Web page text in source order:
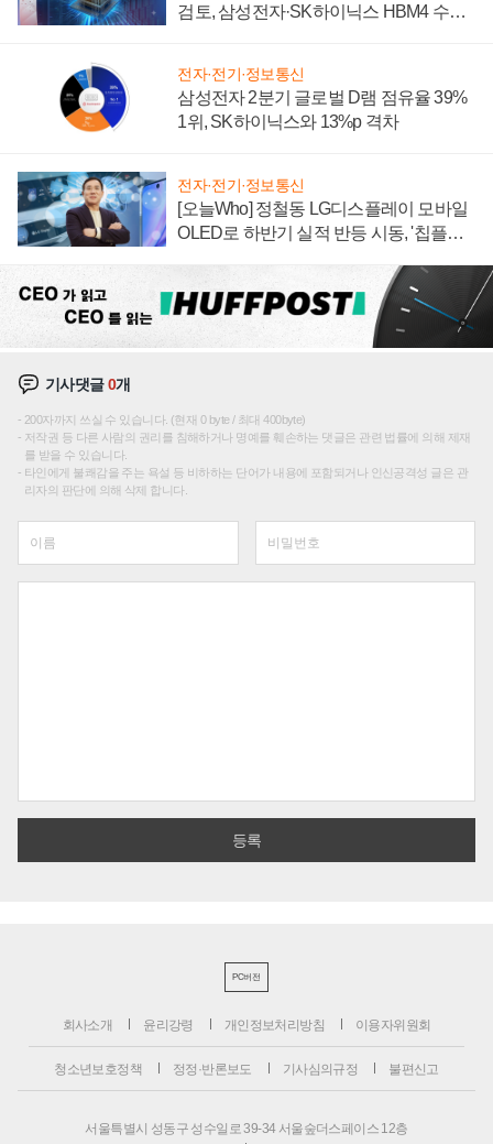
검토, 삼성전자·SK하이닉스 HBM4 수율
전자·전기·정보통신
삼성전자 2분기 글로벌 D램 점유율 39%
1위, SK하이닉스와 13%p 격차
전자·전기·정보통신
[오늘Who] 정철동 LG디스플레이 모바일
OLED로 하반기 실적 반등 시동, '칩플레
기사댓글0개
200자까지 쓰실 수 있습니다. (현재 0 byte / 최대 400byte)
저작권 등 다른 사람의 권리를 침해하거나 명예를 훼손하는 댓글은 관련 법률에 의해 제재
를 받을 수 있습니다.
타인에게 불쾌감을 주는 욕설 등 비하하는 단어가 내용에 포함되거나 인신공격성 글은 관
리자의 판단에 의해 삭제 합니다.
PC버전
회사소개 윤리강령 개인정보처리방침 이용자위원회
청소년보호정책 정정·반론보도 기사심의규정 불편신고
서울특별시 성동구 성수일로 39-34 서울숲더스페이스 12층